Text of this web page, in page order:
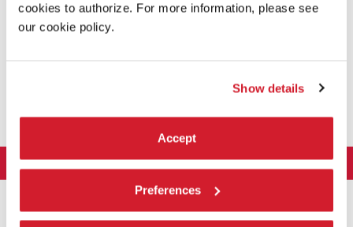
cookies to authorize. For more information, please see
our cookie policy.
Show details
Accept
Preferences
LA BIENNALE DI VENEZIA
Cariche istituzionali